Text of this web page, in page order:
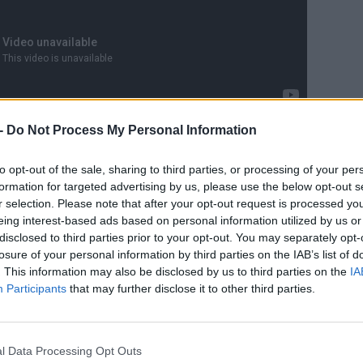
Do Not Process My Personal Information
opt-out of the sale, sharing to third parties, or processing of your
for targeted advertising by us, please use the below opt-out
selection. Please note that after your opt-out request is processed
interest-based ads based on personal information utilized by us
to third parties prior to your opt-out. You may separately
of your personal information by third parties on the IAB’s list of
This information may also be disclosed by us to third parties on the
Participants that may further disclose it to other third parties.
Data Processing Opt Outs
expanziótól elvárható, az adaléknak
az egyik legfőbb vonzereje az új karakterek
érthető lesz a Havik visszatérésével
képsorok alapján biztosra vehető, hogy
során, végső soron pedig ez a lényeg,
a kiegészítővel érkező Kombat Pack 2 a
Cyrax, Sektor) mellett néhány vendégszereplőt
annyira meghökkentő, mivel már hetekkel
hogy mely filmek ismert alakjai lépnek a
(Terminátor 2) és Conan (